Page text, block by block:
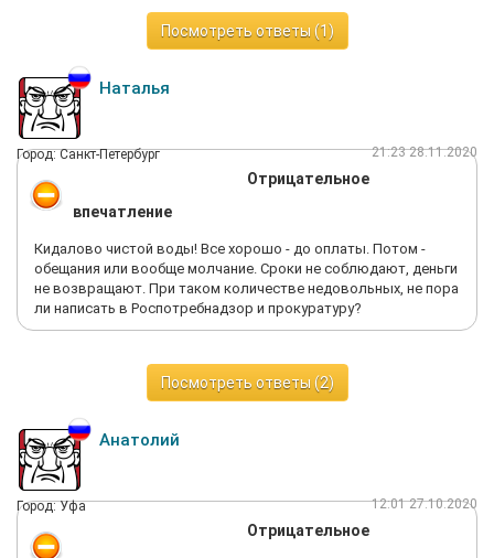
Посмотреть ответы (1)
Наталья
Город: Санкт-Петербург 21:23 28.11.2020
Отрицательное
впечатление
Кидалово чистой воды! Все хорошо - до оплаты. Потом -
обещания или вообще молчание. Сроки не соблюдают, деньги
не возвращают. При таком количестве недовольных, не пора
ли написать в Роспотребнадзор и прокуратуру?
Посмотреть ответы (2)
Анатолий
Город: Уфа 12:01 27.10.2020
Отрицательное